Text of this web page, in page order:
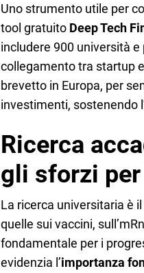
Uno strumento utile per
tool gratuito Deep Tech
includere 900 università
collegamento tra startup
brevetto in Europa, per
investimenti, sostenendo
Ricerca
gli sforzi
La ricerca universitaria è
quelle sui vaccini,
fondamentale per i
evidenzia l’importanza